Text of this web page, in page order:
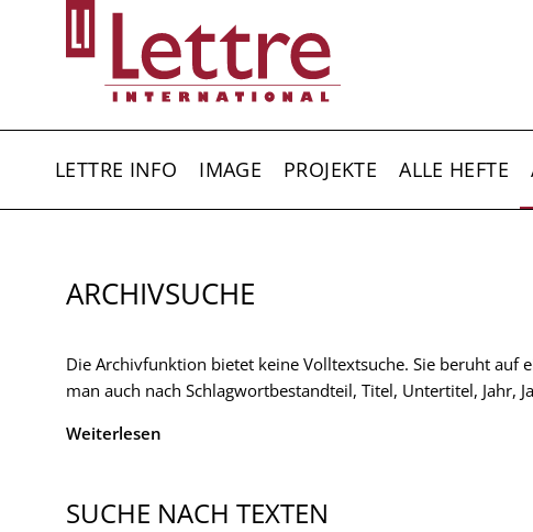
LETTRE INFO IMAGE PROJEKTE ALLE HEFTE
ARCHIVSUCHE
Die Archivfunktion bietet keine Volltextsuche. Sie beruht auf
man auch nach Schlagwortbestandteil, Titel, Untertitel, Jahr,
Weiterlesen
SUCHE NACH TEXTEN